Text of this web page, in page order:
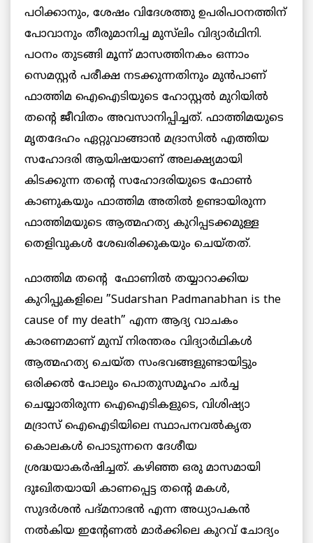
പഠിക്കാനും, ശേഷം വിദേശത്തു ഉപരിപഠനത്തിന്
പോവാനും തീരുമാനിച്ച മുസ്‌ലിം വിദ്യാർഥിനി.
പഠനം തുടങ്ങി മൂന്ന് മാസത്തിനകം ഒന്നാം
സെമസ്റ്റർ പരീക്ഷ നടക്കുന്നതിനും മുൻപാണ്
ഫാത്തിമ ഐഐടിയുടെ ഹോസ്റ്റൽ മുറിയിൽ
തന്റെ ജീവിതം അവസാനിപ്പിച്ചത്. ഫാത്തിമയുടെ
മൃതദേഹം ഏറ്റുവാങ്ങാൻ മദ്രാസിൽ എത്തിയ
സഹോദരി ആയിഷയാണ് അലക്ഷ്യമായി
കിടക്കുന്ന തന്റെ സഹോദരിയുടെ ഫോൺ
കാണുകയും ഫാത്തിമ അതിൽ ഉണ്ടായിരുന്ന
ഫാത്തിമയുടെ ആത്മഹത്യ കുറിപ്പടക്കമുള്ള
തെളിവുകൾ ശേഖരിക്കുകയും ചെയ്തത്.
ഫാത്തിമ തൻ്റെ ഫോണിൽ തയ്യാറാക്കിയ
കുറിപ്പുകളിലെ ”Sudarshan Padmanabhan is the
cause of my death” എന്ന ആദ്യ വാചകം
കാരണമാണ് മുമ്പ് നിരന്തരം വിദ്യാർഥികൾ
ആത്മഹത്യ ചെയ്‌ത സംഭവങ്ങളുണ്ടായിട്ടും
ഒരിക്കൽ പോലും പൊതുസമൂഹം ചർച്ച
ചെയ്യാതിരുന്ന ഐഐടികളുടെ, വിശിഷ്യാ
മദ്രാസ് ഐഐടിയിലെ സ്ഥാപനവൽകൃത
കൊലകൾ പൊടുന്നനെ ദേശീയ
ശ്രദ്ധയാകർഷിച്ചത്. കഴിഞ്ഞ ഒരു മാസമായി
ദുഃഖിതയായി കാണപ്പെട്ട തന്റെ മകൾ,
സുദർശൻ പദ്മനാഭൻ എന്ന അധ്യാപകൻ
നൽകിയ ഇന്റേണൽ മാർക്കിലെ കുറവ് ചോദ്യം